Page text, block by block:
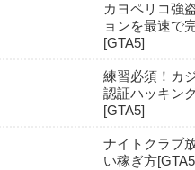
カヨペリコ強
ョンを最速で
[GTA5]
練習必須！カ
認証ハッキン
[GTA5]
ナイトクラブ
い稼ぎ方